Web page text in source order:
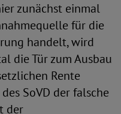
zunächst einmal
für die
handelt, wird
die Tür zum Ausbau
Rente
SoVD der falsche
der